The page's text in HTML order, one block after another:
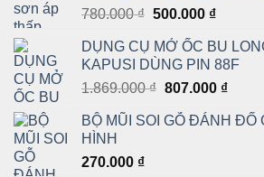
780.000₫ Giá
là:
780.000 ₫.
500.000 ₫Giá
tại
là:
500.000
DỤNG CỤ MỞ ỐC BU
KAPUSI DÙNG PIN 88F
1.869.000₫ Giá
là:
807.000 ₫Giá
tại
BỘ MŨI SOI GỖ ĐÁNH ĐỐ
HÌNH
270.000 ₫